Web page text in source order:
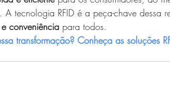
tecnologia RFID é a peça-chave dessa
conveniência para todos.
transformação? Conheça as soluções